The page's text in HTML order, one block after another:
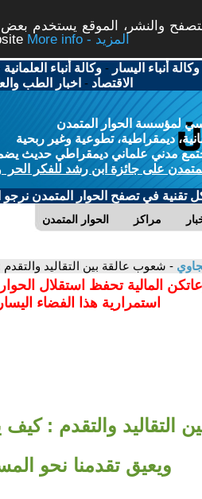
والنشر، الموقع يستخدم
More info - المزيد
وكالة أنباء اليسار -وكالة أنباء العلمانية
الاقتصاد - اخبار الطب
لمؤسسة الحوار المتمدن
ديمقراطية، تطوعية وغير ربحية
مدني علماني ديمقراطي حديث يضمن
على جائزة ابن رشد للفكر الحر
تقنية في تصفح الحوار المتمدن نرجو
الحوار المتمدن مراكز
- شعوب عالقة بين التقاليد
المالية تحفظ استقلال
استمرارية هذا الفضاء
التقاليد والتقدم :
ويعيق تقدمنا نحو